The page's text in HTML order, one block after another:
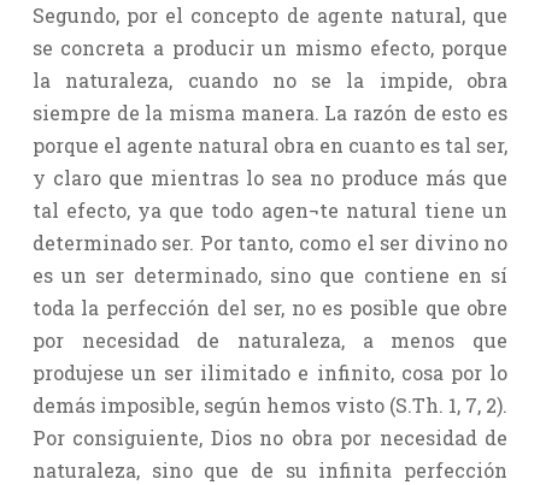
Segundo, por el concepto de agente natural, que
se concreta a producir un mismo efecto, porque
la naturaleza, cuando no se la impide, obra
siempre de la misma manera. La razón de esto es
porque el agente natural obra en cuanto es tal ser,
y claro que mientras lo sea no produce más que
tal efecto, ya que todo agen¬te natural tiene un
determinado ser. Por tanto, como el ser divino no
es un ser determinado, sino que contiene en sí
toda la perfección del ser, no es posible que obre
por necesidad de naturaleza, a menos que
produjese un ser ilimitado e infinito, cosa por lo
demás imposible, según hemos visto (S.Th. 1, 7, 2).
Por consiguiente, Dios no obra por necesidad de
naturaleza, sino que de su infinita perfección